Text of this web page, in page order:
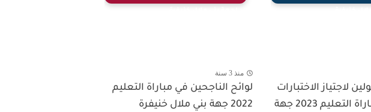
لاجتياز الاختبارات
الكتابية لمباراة التعليم 2023 جهة
منذ 3 سنة
لوائح الناجحين في مباراة التعليم
2022 جهة بني ملال خنيفرة